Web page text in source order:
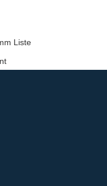
Liste